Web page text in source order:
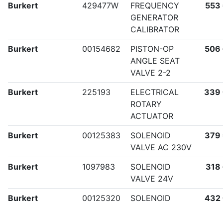
Burkert 429477W
FREQUENCY
GENERATOR
CALIBRATOR
553
Burkert 00154682
PISTON-OP
ANGLE SEAT
VALVE 2-2
506
Burkert 225193
ELECTRICAL
ROTARY
ACTUATOR
339
Burkert 00125383
SOLENOID
VALVE AC 230V
379
Burkert 1097983
SOLENOID
VALVE 24V
318
Burkert 00125320
SOLENOID
432